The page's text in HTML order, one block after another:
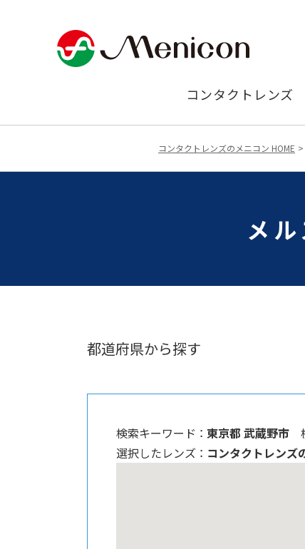
コンタクトレンズ
コンタクトレンズのメニコン HOME
メ
都道府県から探す
検索キーワード ： 東京都 武蔵野市
選択したレンズ ： コンタクトレンズ